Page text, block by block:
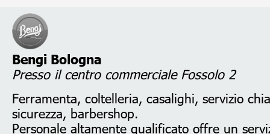
Bengi Bologna
Presso il centro commerciale Fossolo 2
Ferramenta, coltelleria, casalighi, servizio
sicurezza, barbershop.
Personale altamente qualificato offre un